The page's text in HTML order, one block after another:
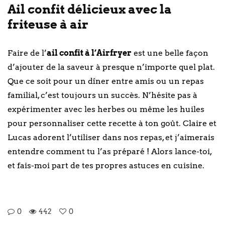
Ail confit délicieux avec la
friteuse à air
Faire de l’ail confit à l’Airfryer est une belle façon
d’ajouter de la saveur à presque n’importe quel plat.
Que ce soit pour un dîner entre amis ou un repas
familial, c’est toujours un succès. N’hésite pas à
expérimenter avec les herbes ou même les huiles
pour personnaliser cette recette à ton goût. Claire et
Lucas adorent l’utiliser dans nos repas, et j’aimerais
entendre comment tu l’as préparé ! Alors lance-toi,
et fais-moi part de tes propres astuces en cuisine.
0 442 0